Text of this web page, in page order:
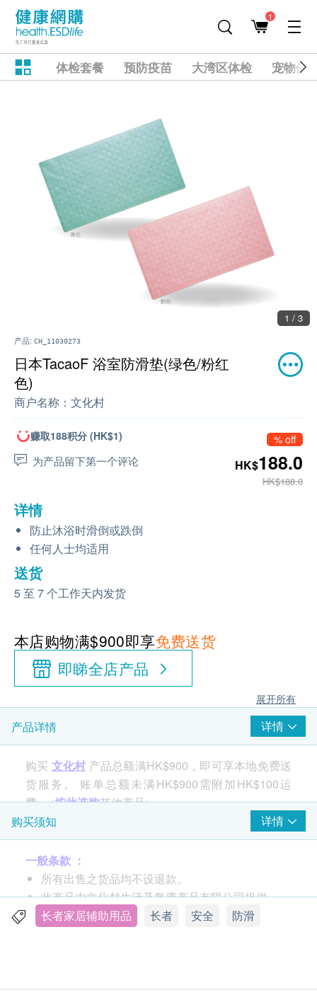
1
体检套餐 预防疫苗 大湾区体检 宠物健
1 / 3
产品: CH_11030273
日本TacaoF 浴室防滑垫(绿色/粉红
色)
商户名称： 文化村
赚取188积分 (HK$1)
为产品留下第一个评论
% off
HK$188.0
HK$188.0
详情
防止沐浴时滑倒或跌倒
任何人士均适用
送货
5 至 7 个工作天内发货
本店购物满$900即享免费送货
即睇全店产品
展开所有
产品详情 详情
购买 文化村 产品总额满HK$900，即可享本地免费送
货服务。 账单总额未满HK$900需附加HK$100运
费。<按此选购其他产品>
产品特点：
背面附有吸盘，可以紧紧吸住浴缸或浴室的地面
能安放在浴缸或湿滑环境使用，安全可靠
产品规格：
购买须知 详情
一般条款 ：
所有出售之货品均不设退款。
此产品由文化村生活及复康产品有限公司提供。
如有任何争议，文化村生活及复康产品有限公司及
长者家居辅助用品 长者 安全 防滑